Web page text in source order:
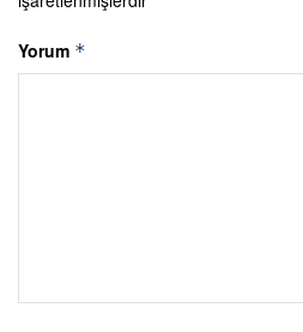
Yorum *